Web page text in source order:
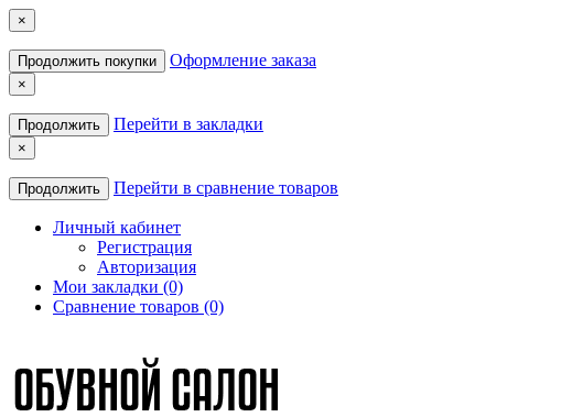
×
Продолжить покупки Оформление заказа
×
Продолжить Перейти в закладки
×
Продолжить Перейти в сравнение товаров
Личный кабинет
Регистрация
Авторизация
Мои закладки (0)
Сравнение товаров (0)